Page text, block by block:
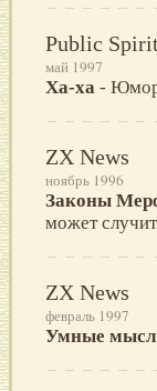
Public Spirit
май 1997
Ха-ха -
ZX News
ноябрь 1996
Законы
может
ZX News
февраль 1997
Умные